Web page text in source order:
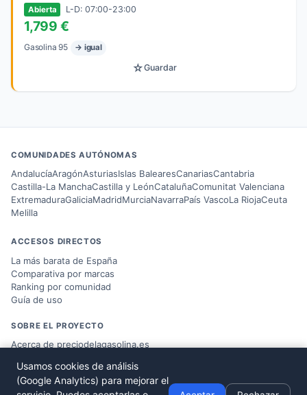
Abierta L-D: 07:00-23:00
1,799 €
Gasolina 95 → igual
☆Guardar
COMUNIDADES AUTÓNOMAS
AndalucíaAragónAsturiasIslas BalearesCanariasCantabria
Castilla-La ManchaCastilla y LeónCataluñaComunitat Valenciana
ExtremaduraGaliciaMadridMurciaNavarraPaís VascoLa RiojaCeuta
Melilla
ACCESOS DIRECTOS
La más barata de España
Comparativa por marcas
Ranking por comunidad
Guía de uso
SOBRE EL PROYECTO
Acerca de preciodelagasolina.es
Datos del Ministerio MITERD
Desarrollado porVíctor Corbacho
Usamos cookies de análisis
(Google Analytics) para mejorar el